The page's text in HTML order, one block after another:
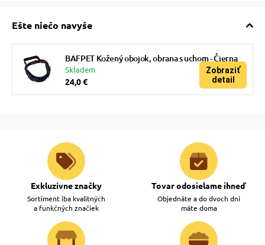
Ešte niečo navyše
BAFPET Kožený obojok, obrana s uchom - Čierna
Skladem
24,0 €
Zobraziť
detail
Exkluzívne značky
Sortiment iba kvalitných
a funkčných značiek
Tovar odosielame ihneď
Objednáte a do dvoch dní
máte doma